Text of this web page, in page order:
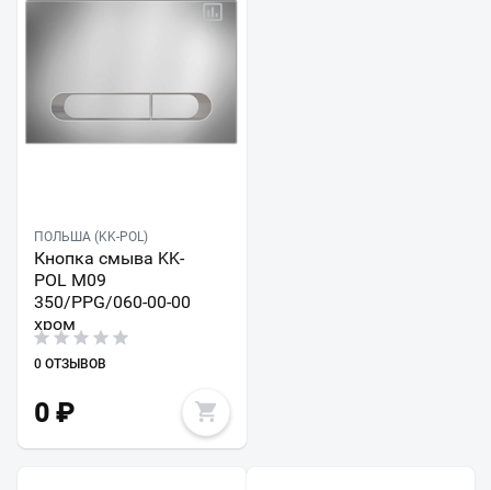
ПОЛЬША (KK-POL)
Кнопка смыва KK-
POL M09
350/PPG/060-00-00
хром
0 ОТЗЫВОВ
0 ₽